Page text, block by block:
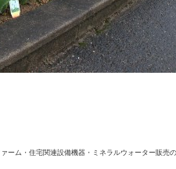
ーム・住宅関連設備機器・ミネラルウォーター販売